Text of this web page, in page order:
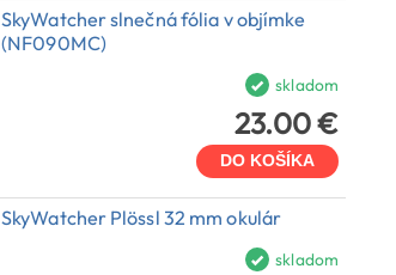
SkyWatcher slnečná fólia v objímke
(NF090MC)
skladom
23.00 €
DO KOŠÍKA
SkyWatcher Plössl 32 mm okulár
skladom